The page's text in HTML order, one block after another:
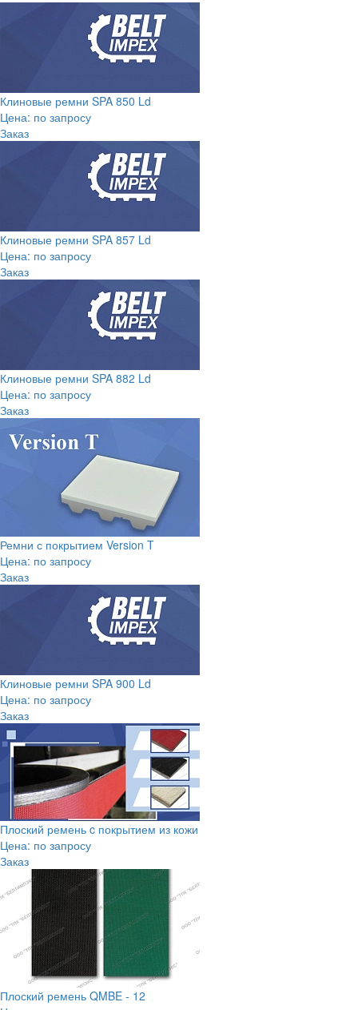
Клиновые ремни SPA 850 Ld
Цена: по запросу
Заказ
Клиновые ремни SPA 857 Ld
Цена: по запросу
Заказ
Клиновые ремни SPA 882 Ld
Цена: по запросу
Заказ
Ремни с покрытием Version T
Цена: по запросу
Заказ
Клиновые ремни SPA 900 Ld
Цена: по запросу
Заказ
Плоский ремень c покрытием из кожи
Цена: по запросу
Заказ
Плоский ремень QMBE - 12